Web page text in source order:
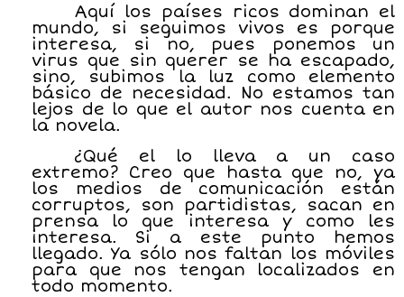
Aquí los países ricos dominan el
mundo, si seguimos vivos es porque
interesa, si no, pues ponemos un
virus que sin querer se ha escapado,
sino, subimos la luz como elemento
básico de necesidad. No estamos tan
lejos de lo que el autor nos cuenta en
la novela.
¿Qué el lo lleva a un caso
extremo? Creo que hasta que no, ya
los medios de comunicación están
corruptos, son partidistas, sacan en
prensa lo que interesa y como les
interesa. Si a este punto hemos
llegado. Ya sólo nos faltan los móviles
para que nos tengan localizados en
todo momento.